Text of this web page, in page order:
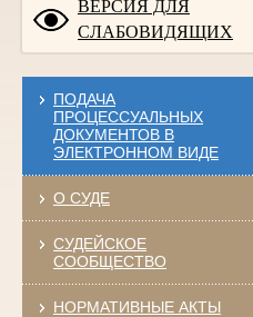
ВЕРСИЯ ДЛЯ
СЛАБОВИДЯЩИХ
ПОДАЧА
ПРОЦЕССУАЛЬНЫХ
ДОКУМЕНТОВ В
ЭЛЕКТРОННОМ ВИДЕ
О СУДЕ
СУДЕЙСКОЕ
СООБЩЕСТВО
НОРМАТИВНЫЕ АКТЫ